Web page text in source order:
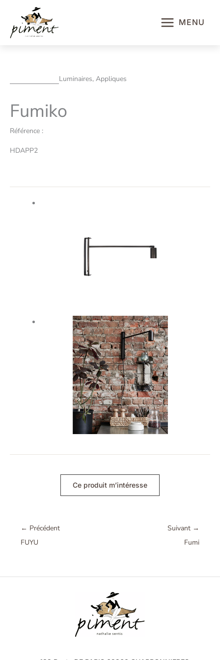
contenu
MENU
Luminaires, Appliques
Fumiko
Référence :
HDAPP2
Ce produit m’intéresse
← Précédent
FUYU
Suivant →
Fumi